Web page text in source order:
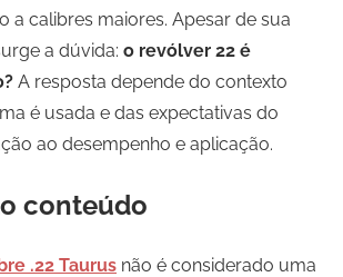
a calibres maiores. Apesar de sua
a dúvida: o revólver 22 é
A resposta depende do contexto
é usada e das expectativas do
ao desempenho e aplicação.
conteúdo
.22 Taurus não é considerado uma